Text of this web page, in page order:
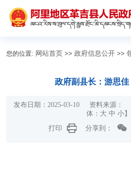
您的位置: 网站首页 >>政府信息公开 >>
政府副县长：游思佳
发布日期：2025-03-10 资料来源：
体： 大 中 小】
打印
分享到：